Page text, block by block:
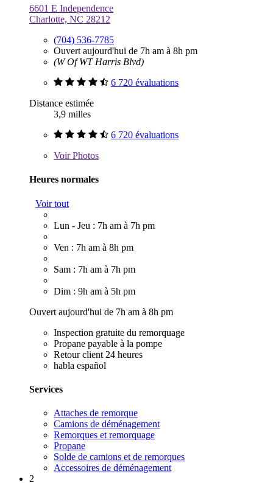
6601 E Independence
Charlotte, NC 28212
(704) 536-7785
Ouvert aujourd'hui de 7h am à 8h pm
(W Of WT Harris Blvd)
6 720 évaluations
Distance estimée
3,9 milles
6 720 évaluations
VoirPhotos
Heures normales
Voir tout
Lun - Jeu : 7h am à 7h pm
Ven : 7h am à 8h pm
Sam : 7h am à 7h pm
Dim : 9h am à 5h pm
Ouvert aujourd'hui de 7h am à 8h pm
Inspection gratuite du remorquage
Propane payable à la pompe
Retour client 24 heures
habla español
Services
Attaches de remorque
Camions de déménagement
Remorques et remorquage
Propane
Solde de camions et de remorques
Accessoires de déménagement
2